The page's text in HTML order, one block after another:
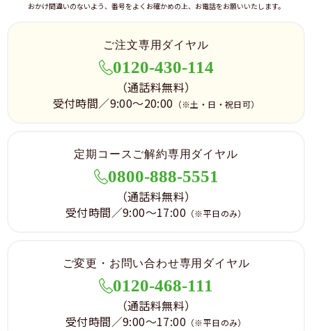
おかけ間違いのないよう、番号をよくお確かめの上、お電話をお願いいたします。
ご注文専用ダイヤル
0120-430-114
（通話料無料）
受付時間／9:00～20:00 （※土・日・祝日可）
定期コースご解約専用ダイヤル
0800-888-5551
（通話料無料）
受付時間／9:00～17:00 （※平日のみ）
ご変更・お問い合わせ専用ダイヤル
0120-468-111
（通話料無料）
受付時間／9:00～17:00 （※平日のみ）